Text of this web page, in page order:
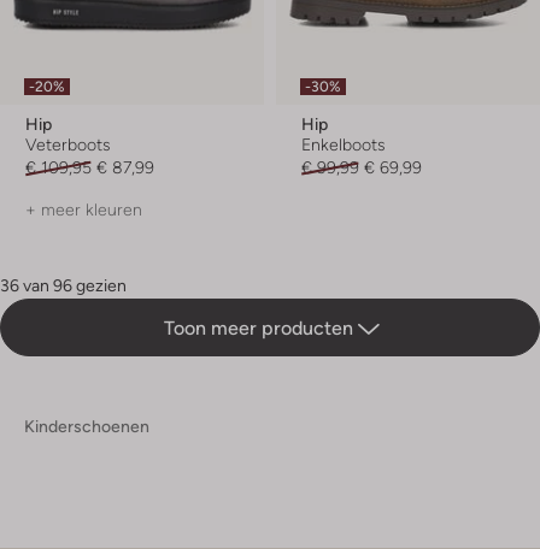
-20%
Hip
Veterboots
€ 109,95 € 87,99
+ meer kleuren
-30%
Hip
Enkelboots
€ 99,99 € 69,99
36 van 96 gezien
Toon meer producten
Kinderschoenen